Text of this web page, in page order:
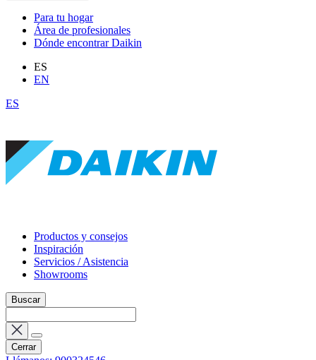
Para tu hogar
Área de profesionales
Dónde encontrar Daikin
ES
EN
ES
Productos y consejos
Inspiración
Servicios / Asistencia
Showrooms
Buscar
Cerrar